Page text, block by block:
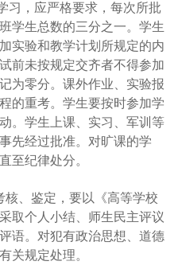
习，应严格要求，每次所批
学生总数的三分之一。学生
实验和教学计划所规定的内
前未按规定交齐者不得参加
为零分。课外作业、实验报
的重考。学生要按时参加学
。学生上课、实习、军训等
先经过批准。对旷课的学
至纪律处分。
核、鉴定，要以《高等学校
取个人小结、师生民主评议
语。对犯有政治思想、道德
关规定处理。